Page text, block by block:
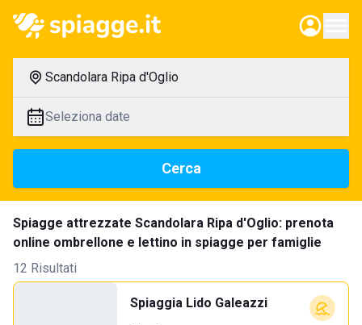
Scandolara Ripa d'Oglio
Seleziona date
Cerca
Spiagge attrezzate Scandolara Ripa d'Oglio: prenota
online ombrellone e lettino in spiagge per famiglie
12 Risultati
Spiaggia Lido Galeazzi